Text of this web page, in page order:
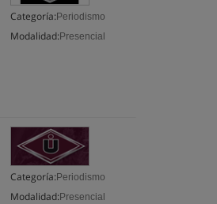
Categoría: Periodismo
Modalidad: Presencial
Categoría: Periodismo
Modalidad: Presencial